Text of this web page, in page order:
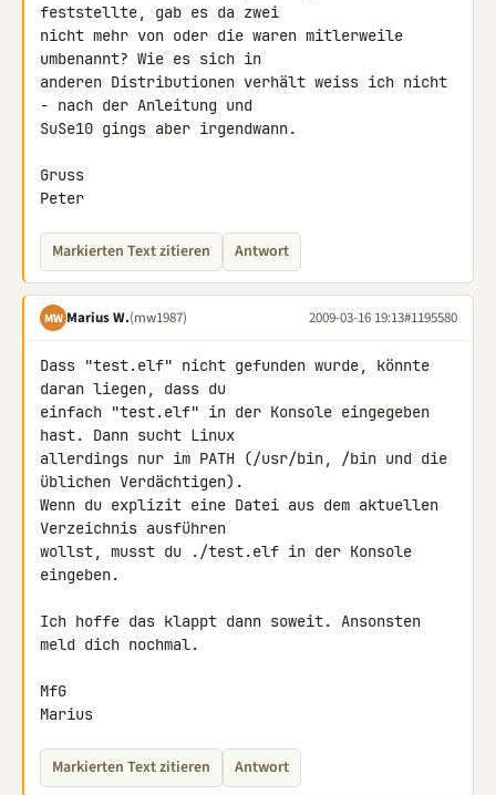
feststellte, gab es da zwei
nicht mehr von oder die waren mitlerweile
umbenannt? Wie es sich in
anderen Distributionen verhält weiss ich nicht
- nach der Anleitung und
SuSe10 gings aber irgendwann.
Gruss
Peter
Markierten Text zitieren Antwort
MW Marius W.(mw1987) 2009-03-16 19:13#1195580
Dass "test.elf" nicht gefunden wurde, könnte
daran liegen, dass du
einfach "test.elf" in der Konsole eingegeben
hast. Dann sucht Linux
allerdings nur im PATH (/usr/bin, /bin und die
üblichen Verdächtigen).
Wenn du explizit eine Datei aus dem aktuellen
Verzeichnis ausführen
wollst, musst du ./test.elf in der Konsole
eingeben.
Ich hoffe das klappt dann soweit. Ansonsten
meld dich nochmal.
MfG
Marius
Markierten Text zitieren Antwort